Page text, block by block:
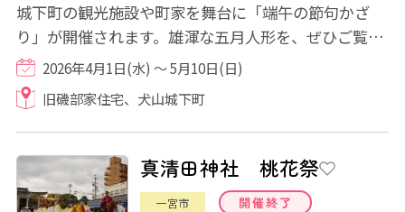
城下町の観光施設や町家を舞台に「端午の節句かざ
り」が開催されます。雄渾な五月人形を、ぜひご覧く
ださい。
2026年4月1日(水) ～ 5月10日(日)
旧磯部家住宅、犬山城下町
真清田神社 桃花祭
一宮市 開催終了